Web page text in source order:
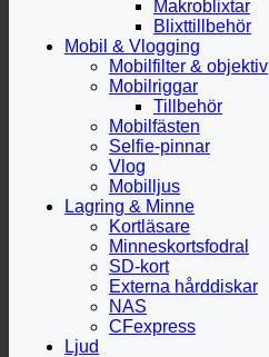
Makroblixtar
Blixttillbehör
Mobil & Vlogging
Mobilfilter & objektiv
Mobilriggar
Tillbehör
Mobilfästen
Selfie-pinnar
Vlog
Mobilljus
Lagring & Minne
Kortläsare
Minneskortsfodral
SD-kort
Externa hårddiskar
NAS
CFexpress
Ljud